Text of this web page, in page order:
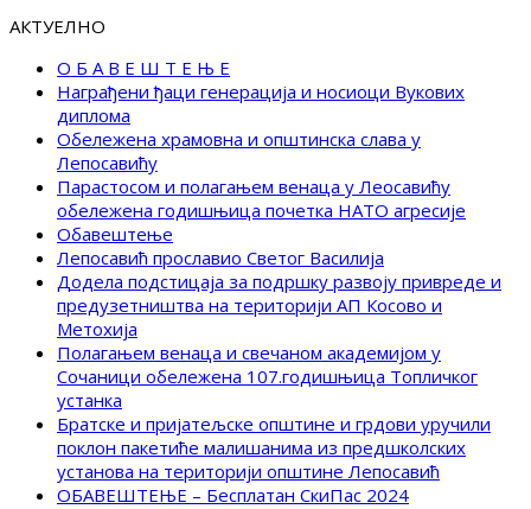
АКТУЕЛНО
О Б А В Е Ш Т Е Њ Е
Награђени ђаци генерација и носиоци Вукових
диплома
Обележена храмовна и општинска слава у
Лепосавићу
Парастосом и полагањем венаца у Леосавићу
обележена годишњица почетка НАТО агресије
Обавештење
Лепосавић прославио Светог Василија
Додела подстицаја за подршку развоју привреде и
предузетништва на територији АП Косово и
Метохија
Полагањем венаца и свечаном академијом у
Сочаници обележена 107.годишњица Топличког
устанка
Братске и пријатељске општине и грдови уручили
поклон пакетиће малишанима из предшколских
установа на територији општине Лепосавић
ОБАВЕШТЕЊЕ – Бесплатан СкиПас 2024